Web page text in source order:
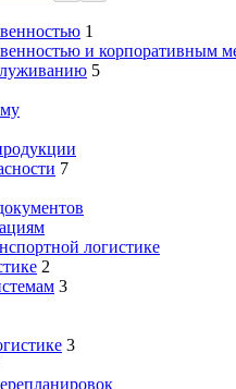
1
и корпоративным
5
7
логистике
2
3
3